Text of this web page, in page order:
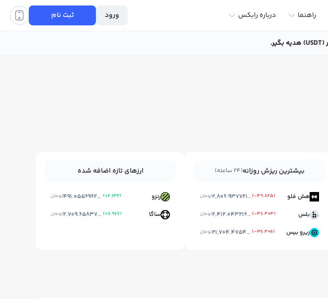
راهنما درباره رابکس ورود ثبت نام
بیشترین ریزش روزانه(۲۴ ساعته)
هش فلو (-49.825)
2,806.9377216760004 تومان
بلس (-46.404)
2,412.043216814 تومان
زیرو بیس (-36.406)
21,704.475414467997 تومان
ارزهای تازه اضافه شده
رنزو (+2.132)
491.05569622999997 تومان
ساگا (+6.967)
2,709.6583769199997 تومان